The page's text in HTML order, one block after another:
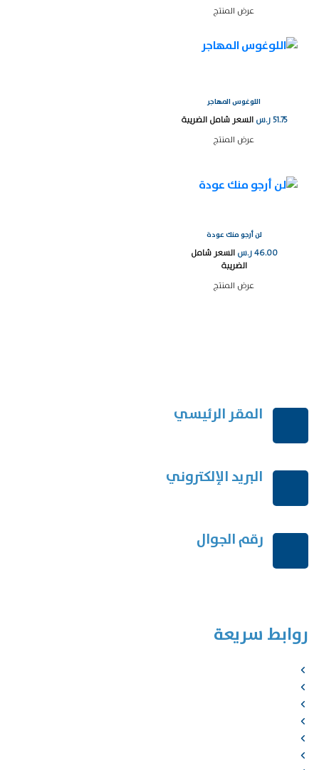
عرض المنتج
اللوغوس المهاجر
51.75 ر.س السعر شامل الضريبة
عرض المنتج
لن أرجو منك عودة
46.00 ر.س السعر شامل
الضريبة
عرض المنتج
المقر الرئيسي
البريد الإلكتروني
رقم الجوال
روابط سريعة